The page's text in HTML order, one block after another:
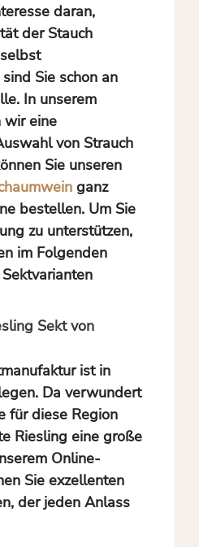
daran,
der Stauch
Sie schon an
In unserem
wir eine
von Strauch
Sie unseren
ganz
bestellen. Um Sie
zu unterstützen,
im Folgenden
Sekt von
ist in
Da verwundert
für diese Region
Riesling eine große
Online-
Sie exzellenten
der jeden Anlass